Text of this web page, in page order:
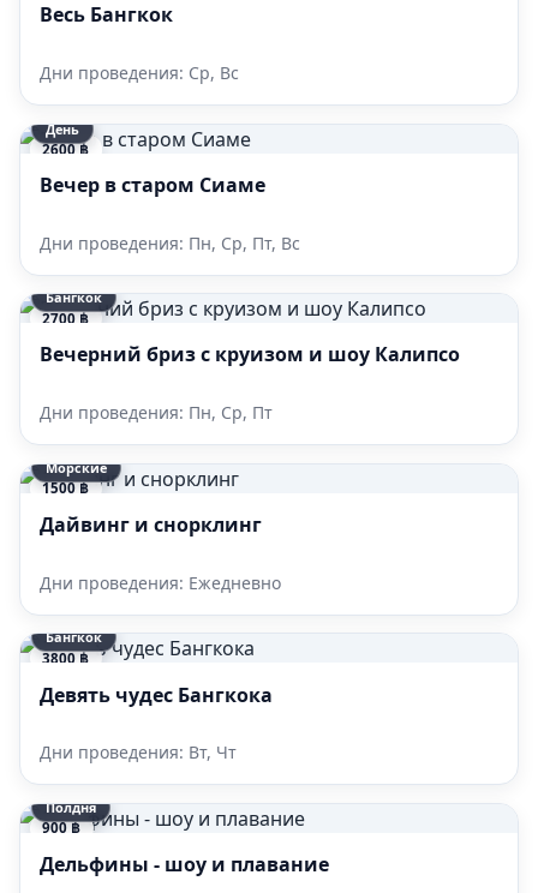
Весь Бангкок
Дни проведения: Ср, Вс
2600 ฿
День
Вечер в старом Сиаме
Дни проведения: Пн, Ср, Пт, Вс
2700 ฿
Бангкок
Вечерний бриз c круизом и шоу Калипсо
Дни проведения: Пн, Ср, Пт
1500 ฿
Морские
Дайвинг и снорклинг
Дни проведения: Ежедневно
3800 ฿
Бангкок
Девять чудес Бангкока
Дни проведения: Вт, Чт
900 ฿
Полдня
Дельфины - шоу и плавание